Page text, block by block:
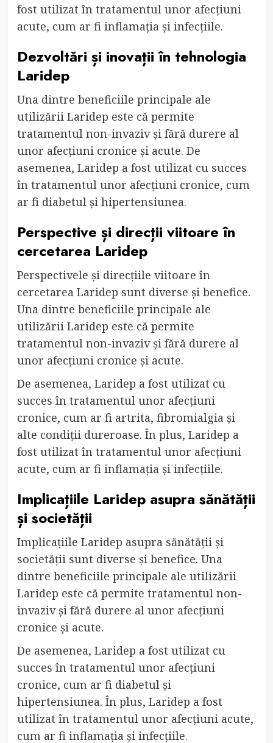
fost utilizat în tratamentul unor afecțiuni
acute, cum ar fi inflamația și infecțiile.
Dezvoltări și inovații în tehnologia
Laridep
Una dintre beneficiile principale ale
utilizării Laridep este că permite
tratamentul non-invaziv și fără durere al
unor afecțiuni cronice și acute. De
asemenea, Laridep a fost utilizat cu succes
în tratamentul unor afecțiuni cronice, cum
ar fi diabetul și hipertensiunea.
Perspective și direcții viitoare în
cercetarea Laridep
Perspectivele și direcțiile viitoare în
cercetarea Laridep sunt diverse și benefice.
Una dintre beneficiile principale ale
utilizării Laridep este că permite
tratamentul non-invaziv și fără durere al
unor afecțiuni cronice și acute.
De asemenea, Laridep a fost utilizat cu
succes în tratamentul unor afecțiuni
cronice, cum ar fi artrita, fibromialgia și
alte condiții dureroase. În plus, Laridep a
fost utilizat în tratamentul unor afecțiuni
acute, cum ar fi inflamația și infecțiile.
Implicațiile Laridep asupra sănătății
și societății
Implicațiile Laridep asupra sănătății și
societății sunt diverse și benefice. Una
dintre beneficiile principale ale utilizării
Laridep este că permite tratamentul non-
invaziv și fără durere al unor afecțiuni
cronice și acute.
De asemenea, Laridep a fost utilizat cu
succes în tratamentul unor afecțiuni
cronice, cum ar fi diabetul și
hipertensiunea. În plus, Laridep a fost
utilizat în tratamentul unor afecțiuni acute,
cum ar fi inflamația și infecțiile.